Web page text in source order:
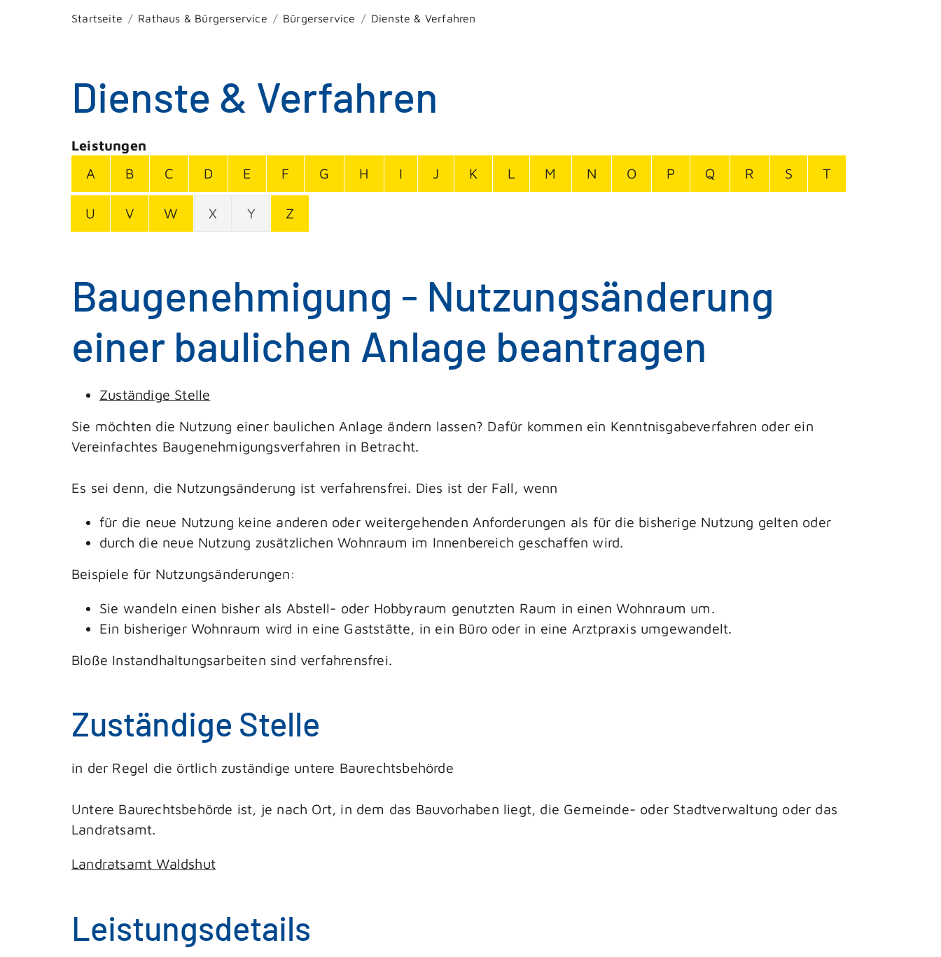
Startseite Rathaus & Bürgerservice Bürgerservice Dienste & Verfahren
Dienste & Verfahren
Leistungen
A
B C D E F G H I J K L M N O P Q R S T
U V W X Y Z
Baugenehmigung - Nutzungsänderung
einer baulichen Anlage beantragen
Zuständige Stelle
Sie möchten die Nutzung einer baulichen Anlage ändern lassen? Dafür kommen ein Kenntnisgabeverfahren oder ein
Vereinfachtes Baugenehmigungsverfahren in Betracht.
Es sei denn, die Nutzungsänderung ist verfahrensfrei. Dies ist der Fall, wenn
für die neue Nutzung keine anderen oder weitergehenden Anforderungen als für die bisherige Nutzung gelten oder
durch die neue Nutzung zusätzlichen Wohnraum im Innenbereich geschaffen wird.
Beispiele für Nutzungsänderungen:
Sie wandeln einen bisher als Abstell- oder Hobbyraum genutzten Raum in einen Wohnraum um.
Ein bisheriger Wohnraum wird in eine Gaststätte, in ein Büro oder in eine Arztpraxis umgewandelt.
Bloße Instandhaltungsarbeiten sind verfahrensfrei.
Zuständige Stelle
in der Regel die örtlich zuständige untere Baurechtsbehörde
Untere Baurechtsbehörde ist, je nach Ort, in dem das Bauvorhaben liegt, die Gemeinde- oder Stadtverwaltung oder das
Landratsamt.
Landratsamt Waldshut
Leistungsdetails